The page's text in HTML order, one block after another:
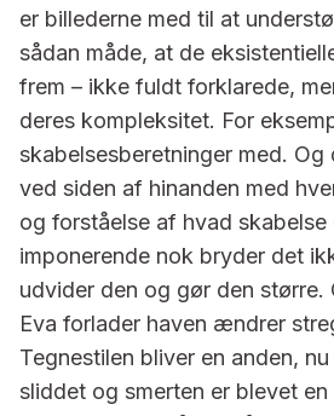
er billederne med til at
sådan måde, at de
frem – ikke fuldt forklarede,
deres kompleksitet. For
skabelsesberetninger med.
ved siden af hinanden med
og forståelse af hvad skabelse
imponerende nok bryder det
udvider den og gør den større.
Eva forlader haven ændrer
Tegnestilen bliver en anden,
sliddet og smerten er blevet